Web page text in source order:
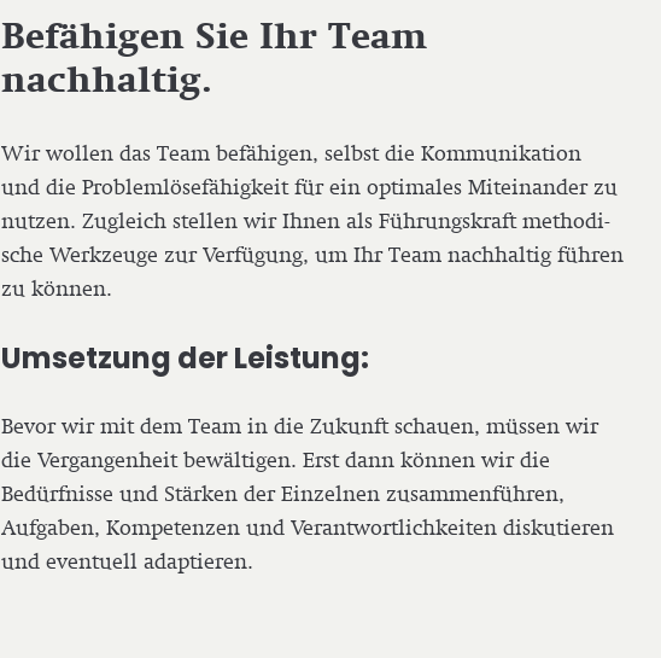
Befähigen Sie Ihr Team
nachhaltig.
Wir wollen das Team befähigen, selbst die Kom­mu­ni­ka­ti­on
und die Pro­blem­lö­se­fä­hig­keit für ein optimales Mit­ein­an­der zu
nutzen. Zugleich stellen wir Ihnen als Füh­rungs­kraft metho­di­
sche Werkzeuge zur Verfügung, um Ihr Team nach­hal­tig führen
zu können.
Umsetzung der Leistung:
Bevor wir mit dem Team in die Zukunft schauen, müssen wir
die Ver­gan­gen­heit bewäl­ti­gen. Erst dann können wir die
Bedürf­nis­se und Stärken der Einzelnen zusam­men­füh­ren,
Aufgaben, Kom­pe­ten­zen und Ver­ant­wort­lich­kei­ten dis­ku­tie­ren
und eventuell adaptieren.